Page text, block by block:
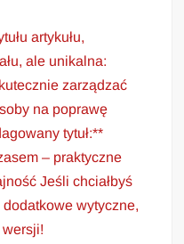
artykułu,
ale unikalna:
zarządzać
na poprawę
tytuł:**
– praktyczne
Jeśli chciałbyś
wytyczne,